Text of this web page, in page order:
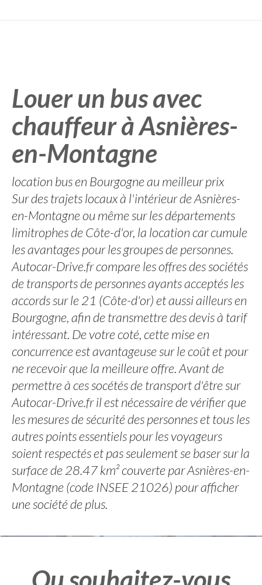
Louer un bus avec
chauffeur à Asnières-
en-Montagne
location bus en Bourgogne au meilleur prix
Sur des trajets locaux à l'intérieur de Asnières-
en-Montagne ou même sur les départements
limitrophes de Côte-d'or, la location car cumule
les avantages pour les groupes de personnes.
Autocar-Drive.fr compare les offres des sociétés
de transports de personnes ayants acceptés les
accords sur le 21 (Côte-d'or) et aussi ailleurs en
Bourgogne, afin de transmettre des devis à tarif
intéressant. De votre coté, cette mise en
concurrence est avantageuse sur le coût et pour
ne recevoir que la meilleure offre. Avant de
permettre à ces socétés de transport d'être sur
Autocar-Drive.fr il est nécessaire de vérifier que
les mesures de sécurité des personnes et tous les
autres points essentiels pour les voyageurs
soient respectés et pas seulement se baser sur la
surface de 28.47 km² couverte par Asnières-en-
Montagne (code INSEE 21026) pour afficher
une société de plus.